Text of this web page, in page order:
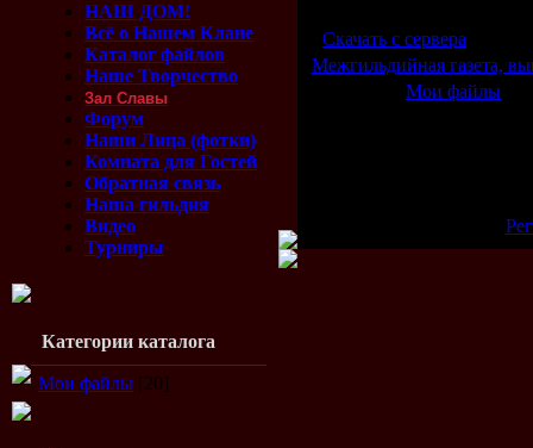
НАШ ДОМ!
Всё о Нашем Клане
Каталог файлов
Наше Творчество
Зал Славы
Форум
Наши Лица (фотки)
Комната для Гостей
Обратная связь
Наша гильдия
Видео
Турниры
Категории каталога
Мои файлы [20]
Скачать с сервера
Межгильдийная газета,
Мои файлы